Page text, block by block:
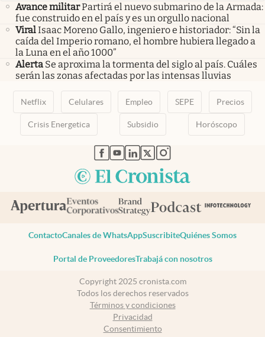
Avance militarPartirá el nuevo submarino de la Armada:
fue construido en el país y es un orgullo nacional
ViralIsaac Moreno Gallo, ingeniero e historiador: “Sin la
caída del Imperio romano, el hombre hubiera llegado a
la Luna en el año 1000”
Alerta Se aproxima la tormenta del siglo al país. Cuáles
serán las zonas afectadas por las intensas lluvias
Netflix Celulares Empleo SEPE Precios
Crisis Energetica Subsidio Horóscopo
abre en nueva pestaña
abre en nueva pestaña
abre en nueva pestaña
abre en nueva pestaña
abre en nueva pestaña
ContactoCanales de WhatsAppSuscribiteQuiénes Somos
Portal de ProveedoresTrabajá con nosotros
Copyright 2025 cronista.com
Todos los derechos reservados
Términos y condiciones
Privacidad
Consentimiento